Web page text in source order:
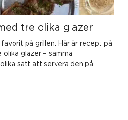
tre olika glazer
favorit på grillen. Här är recept på
glazer – samma
sätt att servera den på.